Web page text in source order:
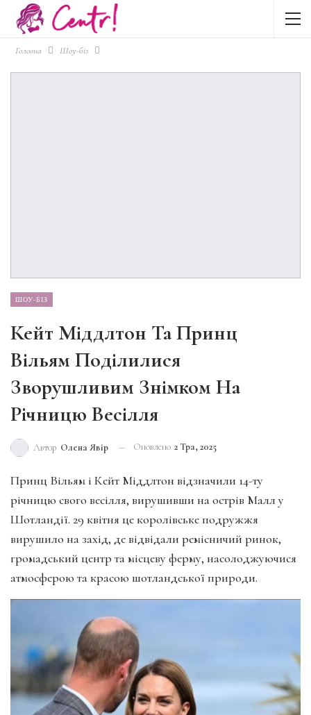
Головна Шоу-біз
ШОУ-БІЗ
Кейт Міддлтон Та Принц
Вільям Поділилися
Зворушливим Знімком На
Річницю Весілля
Автор Олена Явір Оновлено 2 Тра, 2025
Принц Вільям і Кейт Міддлтон відзначили 14-ту
річницю свого весілля, вирушивши на острів Малл у
Шотландії. 29 квітня це королівське подружжя
вирушило на захід, де відвідали ремісничий ринок,
громадський центр та місцеву ферму, насолоджуючися
атмосферою та красою шотландської природи.